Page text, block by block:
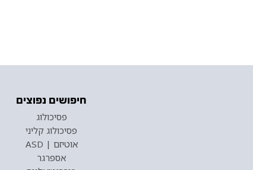
חיפושים נפוצים
פסיכולוג
פסיכולוג קליני
אוטיזם | ASD
אספרגר